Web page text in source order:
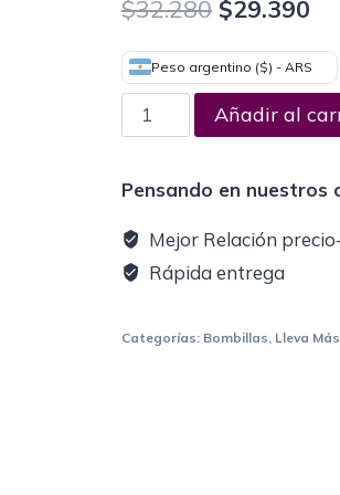
$32.280 $29.390
Peso argentino ($) - ARS
Añadir al
Pensando en nuestros
Mejor Relación
Rápida entrega
Categorías: Bombillas Lleva